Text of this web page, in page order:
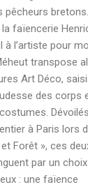
pêcheurs
faïencerie
à l’artiste pour
transpose
Art Déco,
des corps
à Paris lors
et Forêt », ces
par un choix
: une faïence